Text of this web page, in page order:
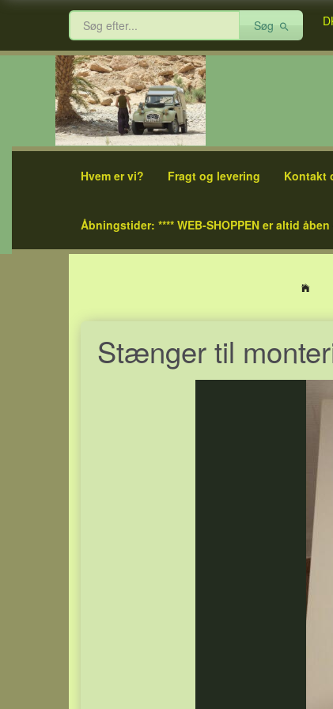
Søg
Hvem er vi? Fragt og levering Kontakt
Åbningstider: **** WEB-SHOPPEN er altid
Stænger til